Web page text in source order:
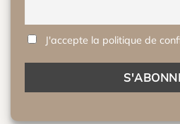
J'accepte la politique de